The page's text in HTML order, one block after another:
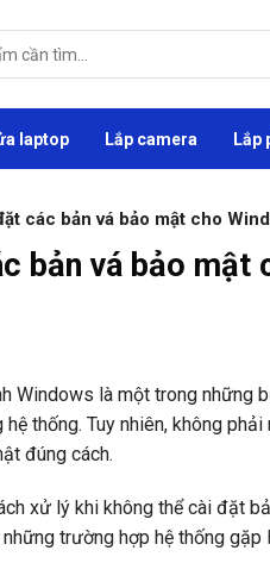
laptop Lắp camera Lắp
các bản vá bảo mật cho
bản vá bảo mật
Windows là một trong những
thống. Tuy nhiên, không
đúng cách.
xử lý khi không thể cài đặt
trường hợp hệ thống gặp